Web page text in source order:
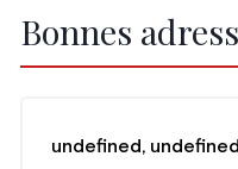
Bonnes
undefined, undefined